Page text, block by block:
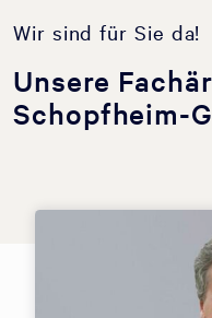
Wir sind für Sie da!
Unsere
Schopfheim-